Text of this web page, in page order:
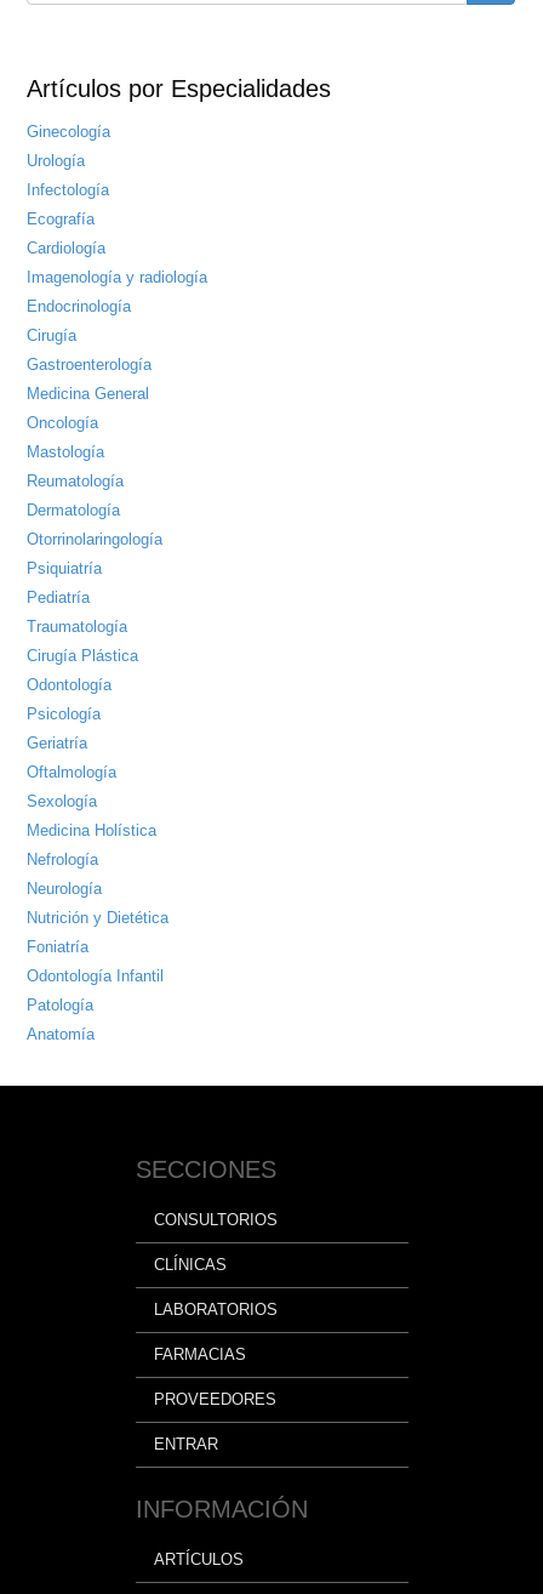
búsqueda
Artículos por Especialidades
Ginecología
Urología
Infectología
Ecografía
Cardiología
Imagenología y radiología
Endocrinología
Cirugía
Gastroenterología
Medicina General
Oncología
Mastología
Reumatología
Dermatología
Otorrinolaringología
Psiquiatría
Pediatría
Traumatología
Cirugía Plástica
Odontología
Psicología
Geriatría
Oftalmología
Sexología
Medicina Holística
Nefrología
Neurología
Nutrición y Dietética
Foniatría
Odontología Infantil
Patología
Anatomía
SECCIONES
CONSULTORIOS
CLÍNICAS
LABORATORIOS
FARMACIAS
PROVEEDORES
ENTRAR
INFORMACIÓN
ARTÍCULOS